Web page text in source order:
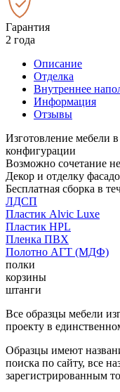
Гарантия
2 года
Описание
Отделка
Внутреннее
Информация
Отзывы
Изготовление мебели
конфигурации
Возможно сочетание
Декор и отделку
Бесплатная сборка в
ЛДСП
Пластик Alvic Luxe
Пластик HPL
Пленка ПВХ
Полотно АГТ (МДФ)
полки
корзины
штанги
Все образцы мебели
проекту в
Образцы имеют
поиска по сайту, все
зарегистрированным